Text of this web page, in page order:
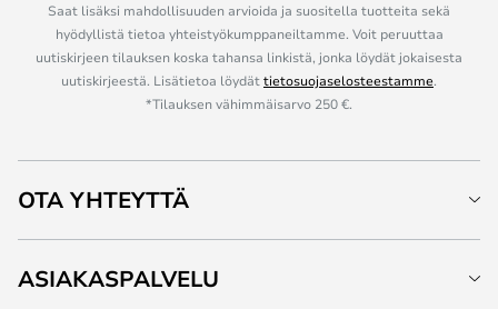
Saat lisäksi mahdollisuuden arvioida ja suositella tuotteita sekä
hyödyllistä tietoa yhteistyökumppaneiltamme. Voit peruuttaa
uutiskirjeen tilauksen koska tahansa linkistä, jonka löydät jokaisesta
uutiskirjeestä. Lisätietoa löydättietosuojaselosteestamme.
*Tilauksen vähimmäisarvo 250 €.
OTA YHTEYTTÄ
ASIAKASPALVELU